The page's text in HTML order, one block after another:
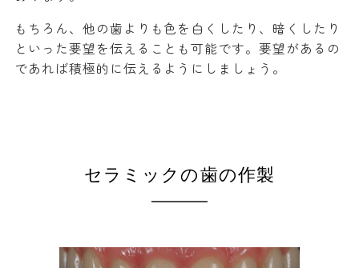
もちろん、他の歯よりも色を白くしたり、暗くしたり
といった要望を伝えることも可能です。要望があるの
であれば積極的に伝えるようにしましょう。
セラミックの歯の作製